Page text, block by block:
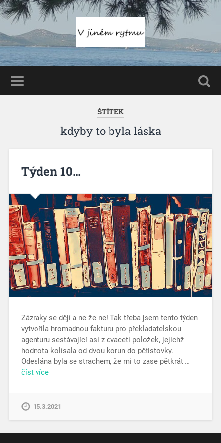
ŠTÍTEK
kdyby to byla láska
Týden 10…
Zázraky se dějí a ne že ne! Tak třeba jsem tento týden
vytvořila hromadnou fakturu pro překladatelskou
agenturu sestávající asi z dvaceti položek, jejichž
hodnota kolísala od dvou korun do pětistovky.
Odeslána byla se strachem, že mi to zase pětkrát …
číst více
15.3.2021